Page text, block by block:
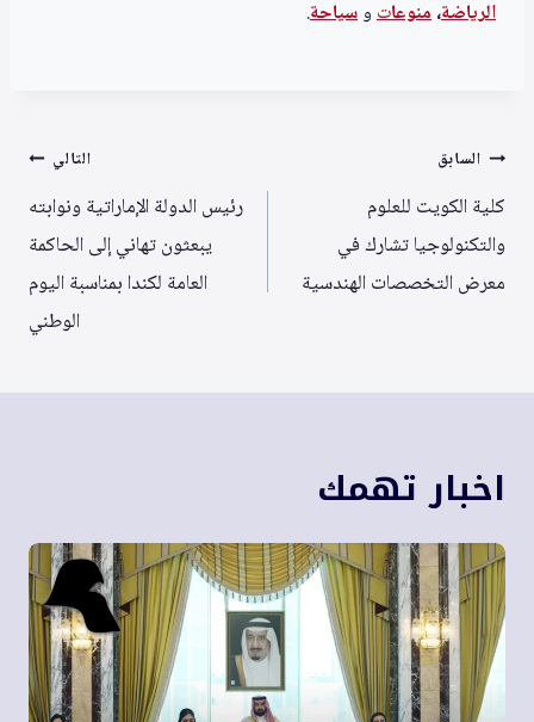
الرياضة،منوعاتوسياحة.
تصفّح
المقالات
السابق
كلية الكويت للعلوم
والتكنولوجيا تشارك في
معرض التخصصات الهندسية
التالي
رئيس الدولة الإماراتية ونوابته
يبعثون تهاني إلى الحاكمة
العامة لكندا بمناسبة اليوم
الوطني
اخبار تهمك